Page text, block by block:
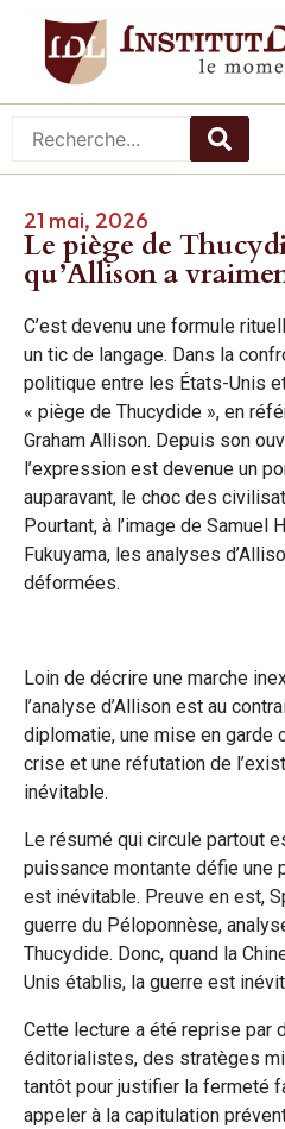
21 mai, 2026
Le piège de
qu’Allison a
C’est devenu une formule
un tic de langage. Dans la
politique entre les États-Unis
« piège de Thucydide », en
Graham Allison. Depuis son
l’expression est devenue un
auparavant, le choc des
Pourtant, à l’image de Samuel
Fukuyama, les analyses
déformées.
Loin de décrire une marche
l’analyse d’Allison est au
diplomatie, une mise en garde
crise et une réfutation de
inévitable.
Le résumé qui circule partout
puissance montante défie une
est inévitable. Preuve en est,
guerre du Péloponnèse,
Thucydide. Donc, quand la
Unis établis, la guerre est
Cette lecture a été reprise par
éditorialistes, des stratèges
tantôt pour justifier la fermeté
appeler à la capitulation